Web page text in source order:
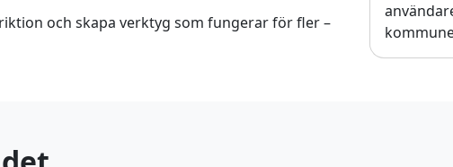
och skapa verktyg som fungerar för fler –